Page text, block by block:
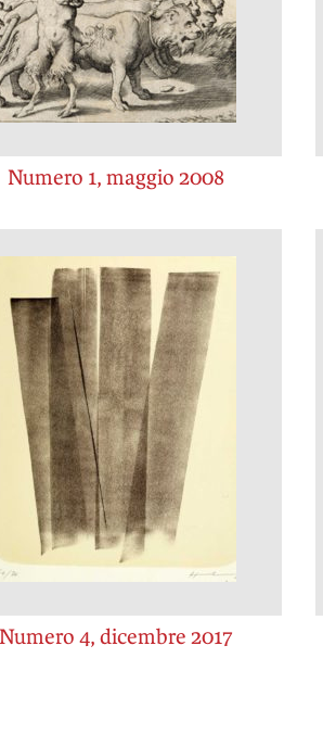
Numero 1, maggio 2008
Numero 4, dicembre 2017